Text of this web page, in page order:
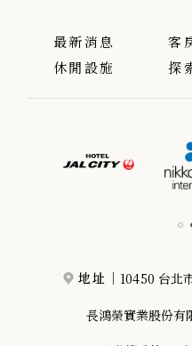
最新消息 客
休閒設施
探
地址｜ 10450 台北
長鴻榮實業股份有